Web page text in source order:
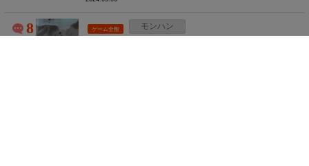
ゲーム全般 モンハン
8